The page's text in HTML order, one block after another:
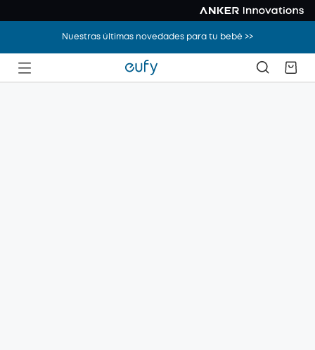
Nuestras últimas novedades para tu bebé >>